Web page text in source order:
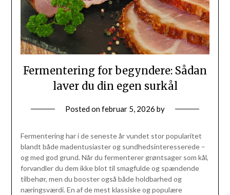
Fermentering for begyndere: Sådan
laver du din egen surkål
Posted onfebruar 5, 2026 by
Fermentering har i de seneste år vundet stor popularitet
blandt både madentusiaster og sundhedsinteresserede –
og med god grund. Når du fermenterer grøntsager som kål,
forvandler du dem ikke blot til smagfulde og spændende
tilbehør, men du booster også både holdbarhed og
næringsværdi. En af de mest klassiske og populære